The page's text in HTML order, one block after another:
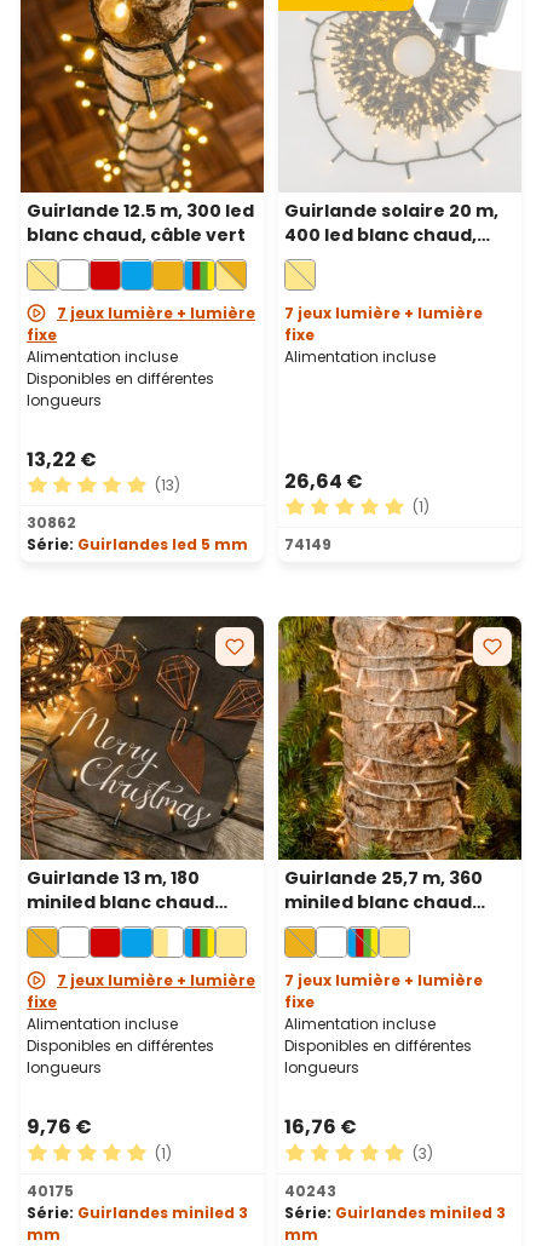
Guirlande 12.5 m, 300 led
blanc chaud, câble vert
7 jeux lumière + lumière
fixe
Alimentation incluse
Disponibles en différentes
longueurs
13,22 €
Note moyenne de 5 sur 5 étoiles
(13)
30862
Série: Guirlandes led 5 mm
Guirlande solaire 20 m,
400 led blanc chaud,
câble vert, Power Bank
avec recharge USB
7 jeux lumière + lumière
fixe
Alimentation incluse
26,64 €
Note moyenne de 5 sur 5
(1)
74149
Guirlande 13 m, 180
miniled blanc chaud
traditionnel, câble vert
7 jeux lumière + lumière
fixe
Alimentation incluse
Disponibles en différentes
longueurs
9,76 €
Note moyenne de 5 sur 5 étoiles
(1)
40175
Série: Guirlandes miniled 3
mm
Guirlande 25,7 m, 360
miniled blanc chaud
traditionnel, câble
transparent
7 jeux lumière + lumière
fixe
Alimentation incluse
Disponibles en différentes
longueurs
16,76 €
Note moyenne de 5 sur 5
(3)
40243
Série: Guirlandes miniled 3
mm